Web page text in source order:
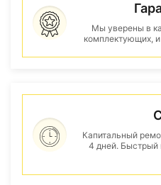
Мы уверены в
комплектующих,
Капитальный
4 дней. Быстрый